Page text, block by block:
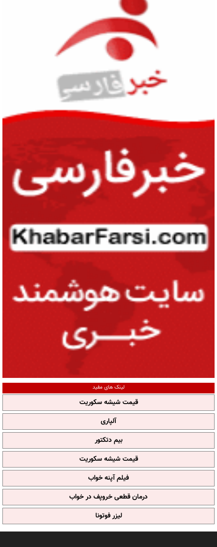
لینک های مفید
قیمت شیشه سکوریت
آلپاری
بیم دتکتور
قیمت شیشه سکوریت
فیلم آپنه خواب
درمان قطعی خروپف در خواب
لیزر فوتونا